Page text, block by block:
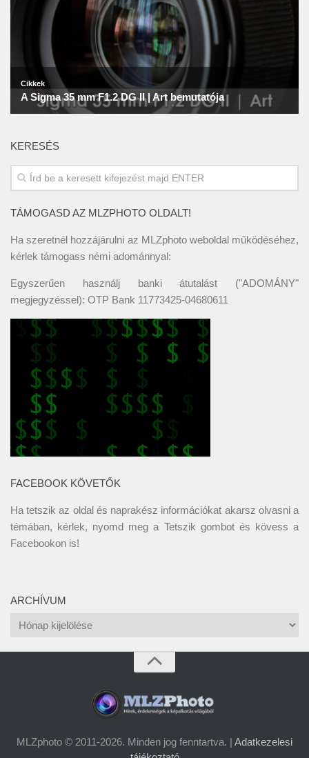
KERESÉS
TÁMOGASD AZ MLZPHOTO OLDALT!
Ha szeretnél hozzájárulni az MLZphoto weboldal működéséhez,
kérlek támogass némi adománnyal:
Egyszerűen használj banki átutalást ("ADOMÁNY"
megjegyzéssel): OTP Bank 11773425-04680611
FACEBOOK KÖVETŐK
Ha tetszik az oldal és naprakész információkat akarsz olvasni a
témában, kérlek, nyomd meg a Tetszik gombot és kövess a
Facebookon is!
ARCHÍVUM
Archívum
MLZphoto © 2011-2026. Minden jog fenntartva. | Adatkezelesi